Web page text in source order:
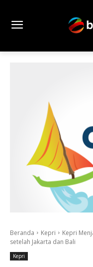
Beranda Kepri
Kepri
setelah Jakarta dan Bali
Kepri